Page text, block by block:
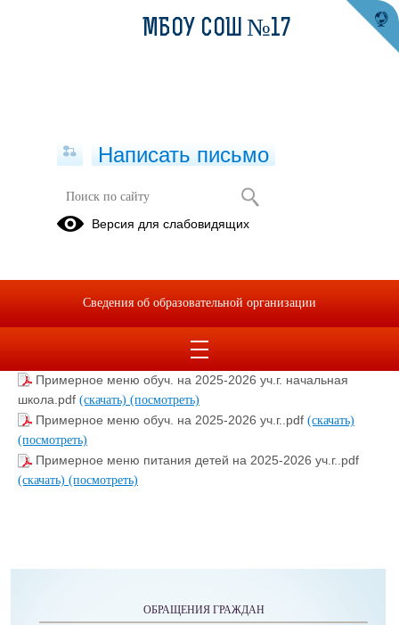
Примерное меню питания детей на
2025-2026 уч.г.
Примерное меню обуч. на 2025 уч.г..pdf
Примерное меню обуч. на 2025-2026 уч.г. начальная
школа.pdf (скачать) (посмотреть)
Примерное меню обуч. на 2025-2026 уч.г..pdf (скачать)
(посмотреть)
Примерное меню питания детей на 2025-2026 уч.г..pdf
(скачать) (посмотреть)
ОБРАЩЕНИЯ ГРАЖДАН
МБОУ СОШ №17
Написать письмо
Версия для слабовидящих
Сведения об образовательной организации